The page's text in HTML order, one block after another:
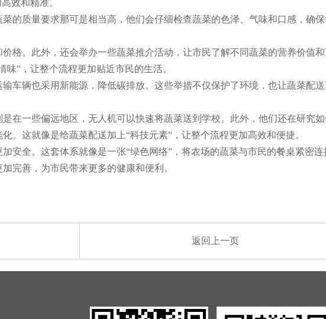
效和精准。
的质量要求那可是相当高，他们会仔细检查蔬菜的色泽、气味和口感，确
格。此外，还会举办一些蔬菜推介活动，让市民了解不同蔬菜的营养价值
”，让整个流程更加贴近市民的生活。
车辆也采用新能源，降低碳排放。这些举措不仅保护了环境，也让蔬菜配
在一些偏远地区，无人机可以快速将蔬菜送到学校。此外，他们还在研究
这就像是给蔬菜配送加上“科技元素”，让整个流程更加高效和便捷。
安全。这套体系就像是一张“绿色网络”，将农场的蔬菜与市民的餐桌紧密连
完善，为市民带来更多的健康和便利。
返回上一页